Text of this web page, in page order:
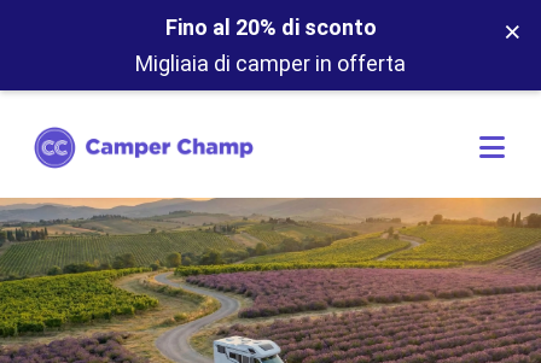
Fino al 20% di sconto
Migliaia di camper in offerta
×